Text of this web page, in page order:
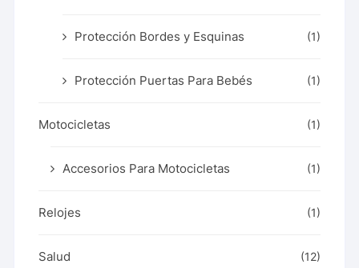
Protección Bordes y Esquinas (1)
Protección Puertas Para Bebés (1)
Motocicletas (1)
Accesorios Para Motocicletas (1)
Relojes (1)
Salud (12)